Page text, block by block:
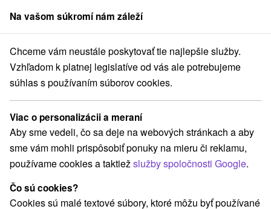
člen skupinySorger
Západné Slovensko Bratislavský kraj Bratislava - Rača
Ubytovne v Bratislave v Rači
Kategórie
Všetky kategórie
Hotely(1) Apartmány(1)
Ubytovne(4)
Na vašom súkromí nám záleží
Chceme vám neustále poskytovať tie najlepšie služby.
Vzhľadom k platnej legislatíve od vás ale potrebujeme
súhlas s používaním súborov cookies.
Viac o personalizácii a meraní
Aby sme vedeli, čo sa deje na webových stránkach a aby
sme vám mohli prispôsobiť ponuky na mieru či reklamu,
používame cookies a taktiežslužby spoločnosti Google.
Čo sú cookies?
Cookies sú malé textové súbory, ktoré môžu byť používané